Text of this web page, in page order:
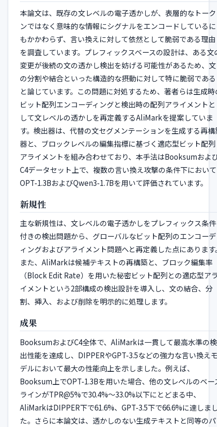
本論文は、既存の文レベルの電子透かしが、表層的なトーク
ンではなく意味的な情報にシグナルをエンコードしているに
もかかわらず、言い換えに対して依然として脆弱である理由
を調査しています。プレフィックスベースの設計は、ある文
変更が後続の文の透かし検出を妨げる可能性があるため、文
の分割や結合といった構造的な摂動に対して特に脆弱である
と論じています。この問題に対処するため、著者らは生成時
ビット配列エンコーディングと検出時の配列アライメントと
して文レベルの透かしを再定義するAliMarkを提案していま
す。検出器は、代替の文セグメンテーションを生成する再構
器と、ブロックレベルの編集指標に基づく適応型ビット配列
アライメントを組み合わせており、本手法はBooksumおよ
C4データセット上で、複数の言い換え攻撃の条件下において
OPT-1.3BおよびQwen3-1.7Bを用いて評価されています。
新規性
主な新規性は、文レベルの電子透かしをプレフィックス条件
付きの検出問題から、グローバルなビット配列のエンコーデ
ィングおよびアライメント問題へと再定義した点にあります
また、AliMarkは候補テキストの再構築と、ブロック編集率
（Block Edit Rate）を用いた秘密ビット配列との適応型ア
イメントという2部構成の検出設計を導入し、文の結合、分
割、挿入、および削除を明示的に処理します。
成果
BooksumおよびC4全体で、AliMarkは一貫して最高水準の検
出性能を達成し、DIPPERやGPT-3.5などの強力な言い換え
デルにおいて最大の性能向上を示しました。例えば、
Booksum上でOPT-1.3Bを用いた場合、他の文レベルのベー
ラインがTPR@5%で30.4%〜33.0%以下にとどまる中、
AliMarkはDIPPER下で61.6%、GPT-3.5下で66.6%に達しま
た。さらに本論文は、透かしのない生成テキストと同等のパ